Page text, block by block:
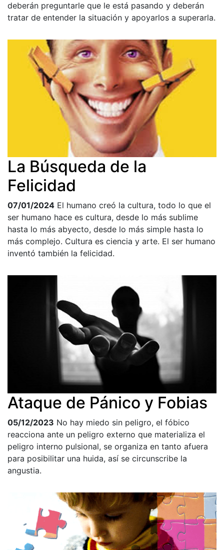
deberán preguntarle que le está pasando y deberán
tratar de entender la situación y apoyarlos a superarla.
La Búsqueda de la
Felicidad
07/01/2024 El humano creó la cultura, todo lo que el
ser humano hace es cultura, desde lo más sublime
hasta lo más abyecto, desde lo más simple hasta lo
más complejo. Cultura es ciencia y arte. El ser humano
inventó también la felicidad.
Ataque de Pánico y Fobias
05/12/2023 No hay miedo sin peligro, el fóbico
reacciona ante un peligro externo que materializa el
peligro interno pulsional, se organiza en tanto afuera
para posibilitar una huida, así se circunscribe la
angustia.